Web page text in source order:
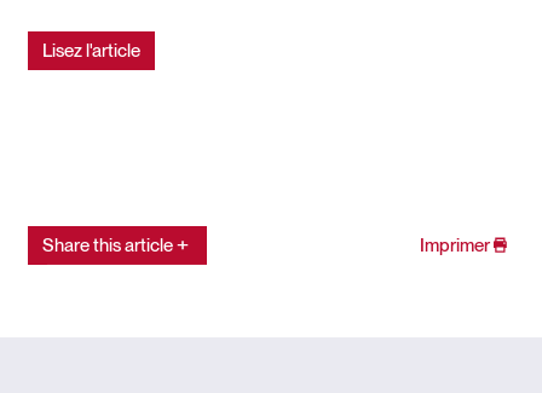
Lisez l'article
Share this article Imprimer